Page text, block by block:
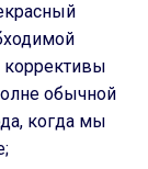
коррективы
обычной
когда мы